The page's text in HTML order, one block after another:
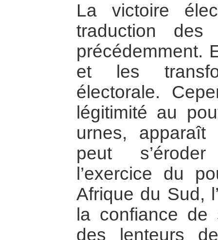
La victoire
traduction des
précédemment.
et les
électorale.
légitimité au
urnes, apparaît
peut
l’exercice du
Afrique du Sud,
la confiance
des lenteurs